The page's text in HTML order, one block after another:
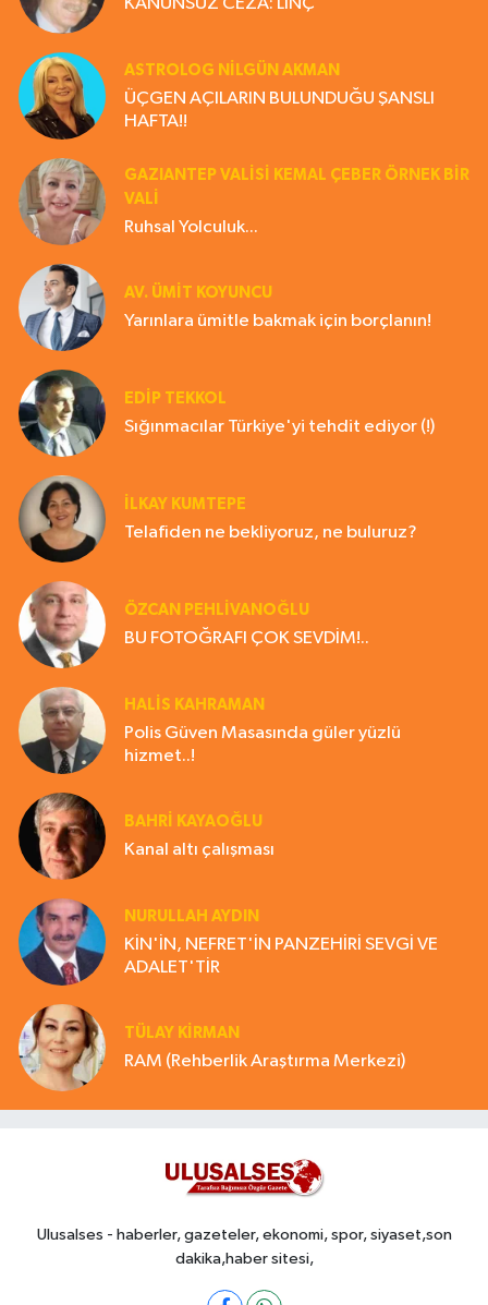
KANUNSUZ CEZA: LİNÇ
ASTROLOG NILGÜN AKMAN
ÜÇGEN AÇILARIN BULUNDUĞU ŞANSLI
HAFTA!!
GAZIANTEP VALISI KEMAL ÇEBER ÖRNEK BİR
VALİ
Ruhsal Yolculuk...
AV. ÜMIT KOYUNCU
Yarınlara ümitle bakmak için borçlanın!
EDIP TEKKOL
Sığınmacılar Türkiye'yi tehdit ediyor (!)
İLKAY KUMTEPE
Telafiden ne bekliyoruz, ne buluruz?
ÖZCAN PEHLİVANOĞLU
BU FOTOĞRAFI ÇOK SEVDİM!..
HALIS KAHRAMAN
Polis Güven Masasında güler yüzlü
hizmet..!
BAHRI KAYAOĞLU
Kanal altı çalışması
NURULLAH AYDIN
KİN'İN, NEFRET'İN PANZEHİRİ SEVGİ VE
ADALET'TİR
TÜLAY KİRMAN
RAM (Rehberlik Araştırma Merkezi)
Ulusalses - haberler, gazeteler, ekonomi, spor, siyaset,son
dakika,haber sitesi,